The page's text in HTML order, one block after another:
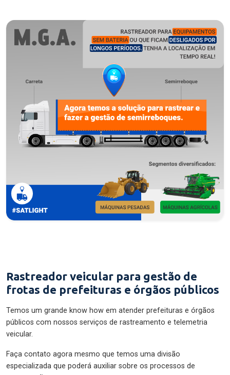
Rastreador veicular para gestão de
frotas de prefeituras e órgãos públicos
Temos um grande know how em atender prefeituras e órgãos
públicos com nossos serviços de rastreamento e telemetria
veicular.
Faça contato agora mesmo que temos uma divisão
especializada que poderá auxiliar sobre os processos de